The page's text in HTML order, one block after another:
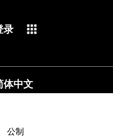
录 apps
中文
公制